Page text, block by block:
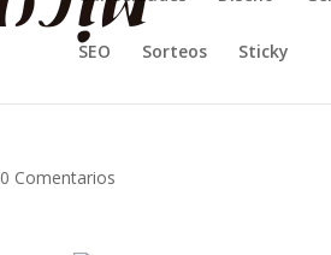
SEO Sorteos Sticky
0 Comentarios